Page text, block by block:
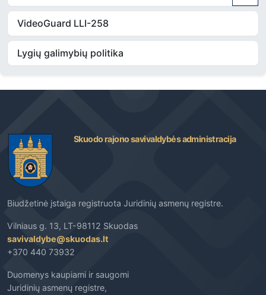
VideoGuard LLI-258
Lygių galimybių politika
Skuodo rajono savivaldybės administracija
Biudžetinė įstaiga registruota Juridinių asmenų registre.
Vilniaus g. 13, LT-98112 Skuodas
savivaldybe@skuodas.lt
+370 440 73932
Duomenys kaupiami ir saugomi
Juridinių asmenų registre,